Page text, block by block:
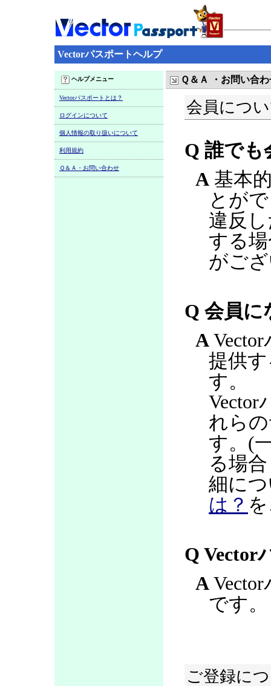
Vectorパスポートヘルプ
ヘルプメニュー
Vectorパスポートとは？
ログインについて
個人情報の取り扱いについて
利用規約
Ｑ＆Ａ・お問い合わせ
Ｑ＆Ａ ・お問い合
会員につ
Q 誰でも
A 基本
とが
違反
する
がご
Q 会員に
A
提供
す。
Vector
れら
す。(
る場
細に
は？
Q Vector
A
です。
ご登録に